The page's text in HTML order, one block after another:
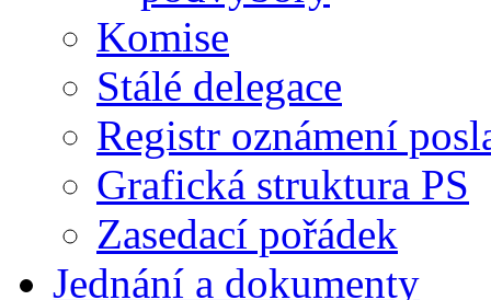
Komise
Stálé delegace
Registr oznámení
Grafická struktura PS
Zasedací pořádek
Jednání a dokumenty